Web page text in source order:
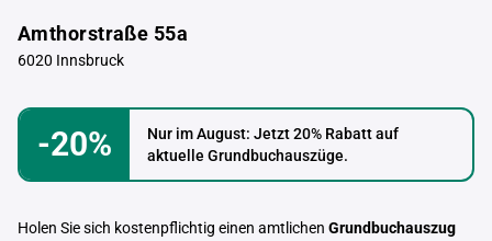
Amthorstraße 55a
6020 Innsbruck
-20%
Nur im August: Jetzt 20% Rabatt auf
aktuelle Grundbuchauszüge.
Holen Sie sich kostenpflichtig einen amtlichen Grundbuchauszug